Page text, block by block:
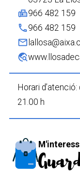
fax966 482 159
phone966 482 159
mail
travel_explore
Horari
21.00 h